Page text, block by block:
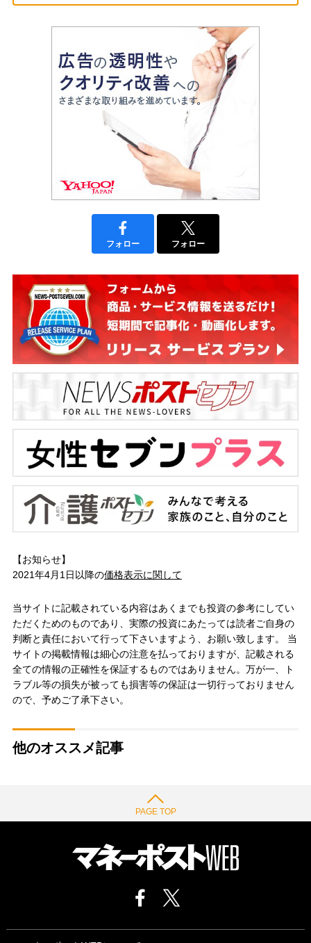
フォロー フォロー
【お知らせ】
2021年4月1日以降の価格表示に関して
当サイトに記載されている内容はあくまでも投資の参考にしてい
ただくためのものであり、実際の投資にあたっては読者ご自身の
判断と責任において行って下さいますよう、お願い致します。 当
サイトの掲載情報は細心の注意を払っておりますが、記載される
全ての情報の正確性を保証するものではありません。万が一、ト
ラブル等の損失が被っても損害等の保証は一切行っておりません
ので、予めご了承下さい。
他のオススメ記事
PAGE TOP